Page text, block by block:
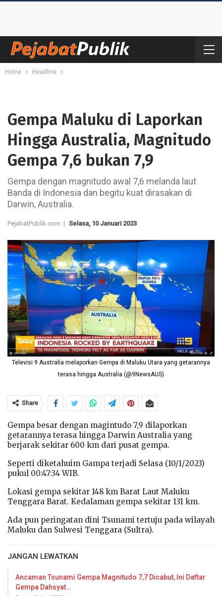
Home Headline
Gempa Maluku di Laporkan
Hingga Australia, Magnitudo
Gempa 7,6 bukan 7,9
Gempa dengan magnitudo awal 7,6 melanda laut
Banda di Indonesia dan begitu kuat dirasakan di
Darwin, Australia.
PejabatPublik.com | Selasa, 10 Januari 2023
Televisi 9 Australia melaporkan Gempa di Maluku Utara yang getarannya
terasa hingga Australia (@9NewsAUS)
Share
Gempa besar dengan magintudo 7,9 dilaporkan
getarannya terasa hingga Darwin Australia yang
berjarak sekitar 600 km dari pusat gempa.
Seperti diketahuim Gampa terjadi Selasa (10/1/2023)
pukul 00:47:34 WIB.
Lokasi gempa sekitar 148 km Barat Laut Maluku
Tenggara Barat. Kedalaman gempa sekitar 131 km.
Ada pun peringatan dini Tsunami tertuju pada wilayah
Maluku dan Sulwesi Tenggara (Sultra).
JANGAN LEWATKAN
Ancaman Tsunami Gempa Magnitudo 7,7 Dicabut, Ini Daftar
Gempa Dahsyat…